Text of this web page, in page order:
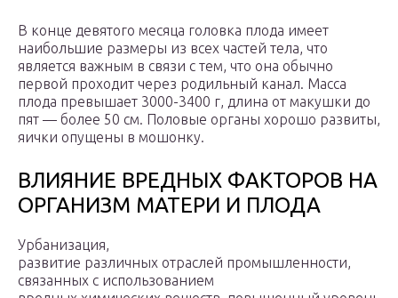
В конце девятого месяца головка плода имеет
наибольшие размеры из всех частей тела, что
является важным в связи с тем, что она обычно
первой проходит через родильный канал. Масса
плода превышает 3000-3400 г, длина от макушки до
пят — более 50 см. Половые органы хорошо развиты,
яички опущены в мошонку.
ВЛИЯНИЕ ВРЕДНЫХ ФАКТОРОВ НА
ОРГАНИЗМ МАТЕРИ И ПЛОДА
Урбанизация,
развитие различных отраслей промышленности,
связанных с использованием